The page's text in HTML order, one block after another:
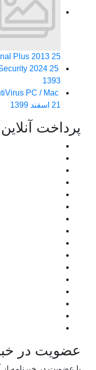
Plus 201325 شهریور 1393
Security 2024
1393
PC / Mac
21 اسفند 1399
پرداخت آنلاین
عضویت در